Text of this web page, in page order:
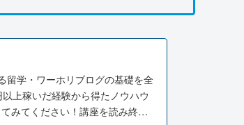
留学・ワーホリブログの基礎を全
上稼いだ経験から得たノウハウ
みてください！講座を読み終え